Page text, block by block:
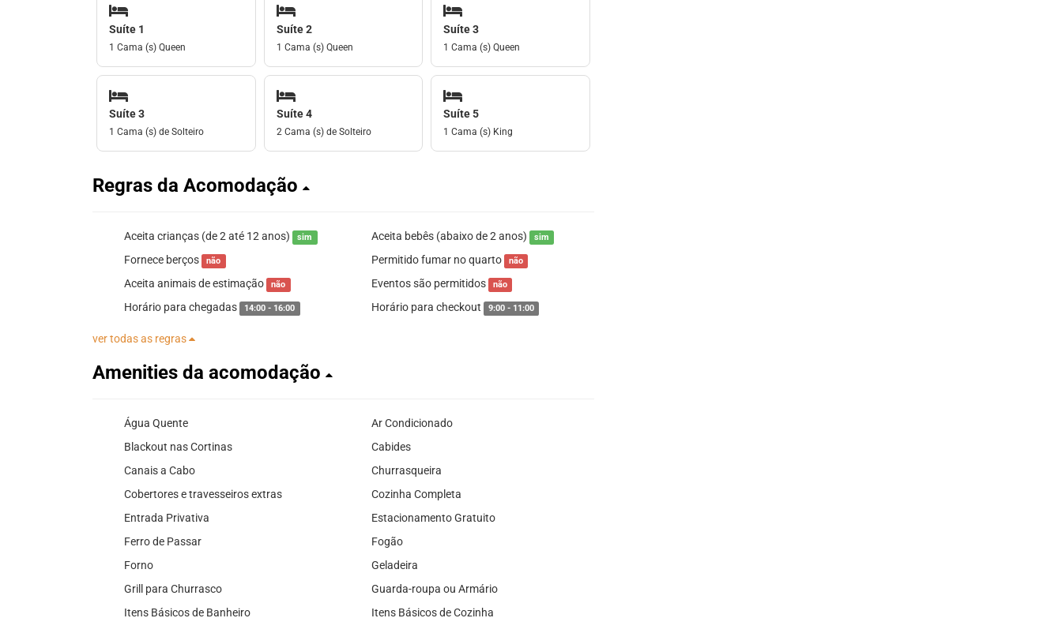
Suíte 1
1 Cama (s) Queen
Suíte 2
1 Cama (s) Queen
Suíte 3
1 Cama (s) Queen
Suíte 3
1 Cama (s) de Solteiro
Suíte 4
2 Cama (s) de Solteiro
Suíte 5
1 Cama (s) King
Regras da Acomodação
Aceita crianças (de 2 até 12 anos) sim Aceita bebês (abaixo de 2 anos) sim
Fornece berços não Permitido fumar no quarto não
Aceita animais de estimação não Eventos são permitidos não
Horário para chegadas 14:00 - 16:00 Horário para checkout 9:00 - 11:00
ver todas as regras
Amenities da acomodação
Água Quente
Ar Condicionado
Blackout nas Cortinas
Cabides
Canais a Cabo
Churrasqueira
Cobertores e travesseiros extras
Cozinha Completa
Entrada Privativa
Estacionamento Gratuito
Ferro de Passar
Fogão
Forno
Geladeira
Grill para Churrasco
Guarda-roupa ou Armário
Itens Básicos de Banheiro
Itens Básicos de Cozinha